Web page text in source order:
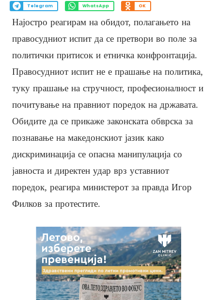
Telegram WhatsApp OK
Најостро реагирам на обидот, полагањето на
правосудниот испит да се претвори во поле за
политички притисок и етничка конфронтација.
Правосудниот испит не е прашање на политика,
туку прашање на стручност, професионалност и
почитување на правниот поредок на државата.
Обидите да се прикаже законската обврска за
познавање на македонскиот јазик како
дискриминација се опасна манипулација со
јавноста и директен удар врз уставниот
поредок, реагира министерот за правда Игор
Филков за протестите.